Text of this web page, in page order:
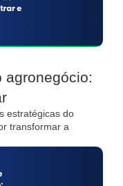
agronegócio:
estratégicas do
transformar a